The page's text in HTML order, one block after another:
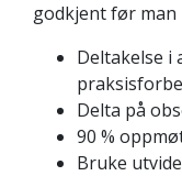
godkjent før man
Deltakelse
Delta på
90 %
Bruke